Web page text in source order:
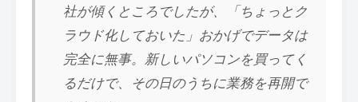
社が傾くところでしたが、「ちょっとク
ラウド化しておいた」おかげでデータは
完全に無事。新しいパソコンを買ってく
るだけで、その日のうちに業務を再開で